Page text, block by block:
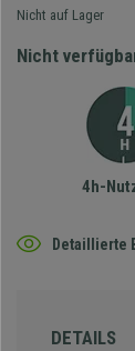
Nicht auf Lager
Nicht
4h-
Detaillierte
DETAILS